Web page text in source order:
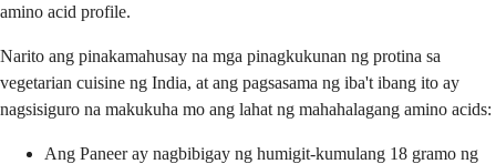
amino acid profile.
Narito ang pinakamahusay na mga pinagkukunan ng protina sa
vegetarian cuisine ng India, at ang pagsasama ng iba't ibang ito ay
nagsisiguro na makukuha mo ang lahat ng mahahalagang amino acids:
Ang Paneer ay nagbibigay ng humigit-kumulang 18 gramo ng